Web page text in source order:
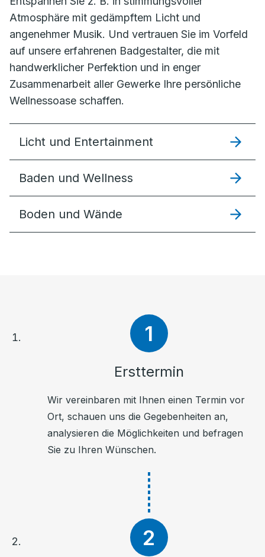
Atmosphäre mit gedämpftem Licht und
angenehmer Musik. Und vertrauen Sie im Vorfeld
auf unsere erfahrenen Badgestalter, die mit
handwerklicher Perfektion und in enger
Zusammenarbeit aller Gewerke Ihre persönliche
Wellnessoase schaffen.
Licht und Entertainment
Baden und Wellness
Boden und Wände
Ersttermin
Wir vereinbaren mit Ihnen einen Termin vor
Ort, schauen uns die Gegebenheiten an,
analysieren die Möglichkeiten und befragen
Sie zu Ihren Wünschen.